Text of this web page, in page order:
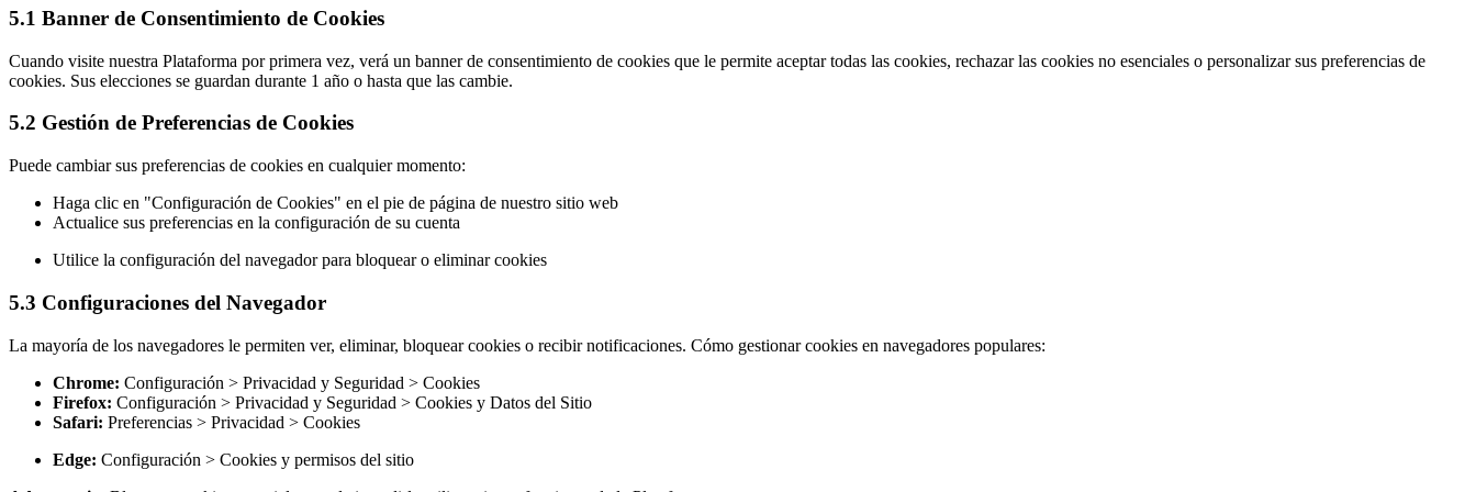
5.1 Banner de Consentimiento de Cookies
Cuando visite nuestra Plataforma por primera vez, verá un banner de consentimiento de cookies que le permite aceptar todas las cookies, rechazar las cookies no esenciales o personalizar sus preferencias de
cookies. Sus elecciones se guardan durante 1 año o hasta que las cambie.
5.2 Gestión de Preferencias de Cookies
Puede cambiar sus preferencias de cookies en cualquier momento:
Haga clic en "Configuración de Cookies" en el pie de página de nuestro sitio web
Actualice sus preferencias en la configuración de su cuenta
Utilice la configuración del navegador para bloquear o eliminar cookies
5.3 Configuraciones del Navegador
La mayoría de los navegadores le permiten ver, eliminar, bloquear cookies o recibir notificaciones. Cómo gestionar cookies en navegadores populares:
Chrome: Configuración > Privacidad y Seguridad > Cookies
Firefox: Configuración > Privacidad y Seguridad > Cookies y Datos del Sitio
Safari: Preferencias > Privacidad > Cookies
Edge: Configuración > Cookies y permisos del sitio